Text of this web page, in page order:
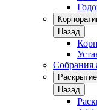
Назад
Собрания
Назад